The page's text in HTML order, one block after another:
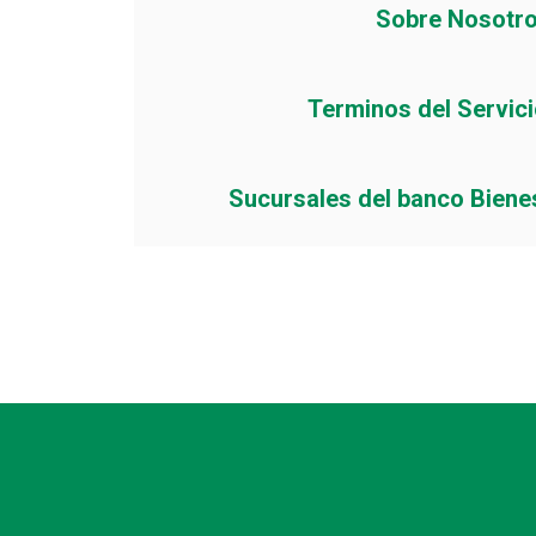
Sobre
Terminos del
Sucursales del banco